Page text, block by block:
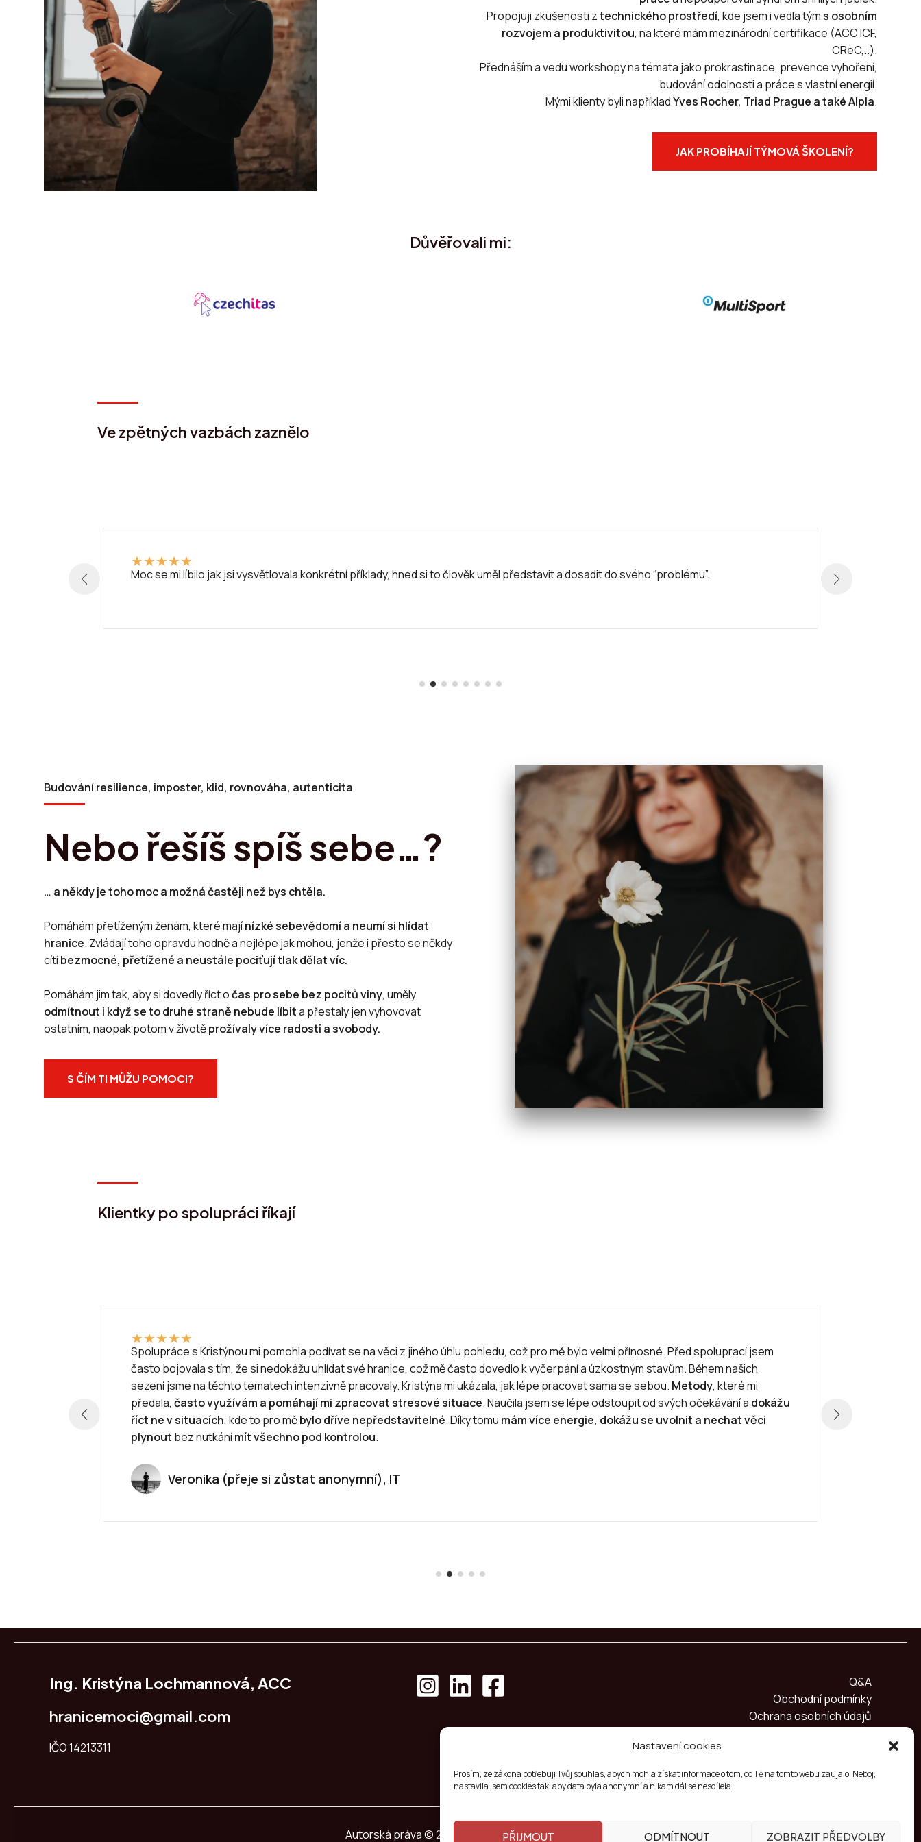
Nastavení cookies
Prosím, ze zákona potřebuji Tvůj souhlas, abych mohla získat informace o tom, co Tě na tomto webu zaujalo. Neboj,
nastavila jsem cookies tak, aby data byla anonymní a nikam dál se nesdílela.
PŘIJMOUT ODMÍTNOUT ZOBRAZIT PŘEDVOLBY
Propojuji zkušenosti ztechnického prostředí, kde jsem i vedla týms osobním
rozvojem a produktivitou, na které mám mezinárodní certifikace (ACC ICF,
CReC,..).
Přednáším a vedu workshopy na témata jako prokrastinace, prevence vyhoření,
budování odolnosti a práce s vlastní energií.
Mými klienty byli napříkladYves Rocher, Triad Prague a také Alpla.
JAK PROBÍHAJÍ TÝMOVÁ ŠKOLENÍ?
Důvěřovali mi:
Ve zpětných vazbách zaznělo
★★★★★
Moc se mi líbilo jak jsi vysvětlovala konkrétní příklady, hned si to člověk uměl představit a dosadit do svého “problému”.
Budování resilience, imposter, klid, rovnováha, autenticita
Nebo řešíš spíš sebe…?
… a někdy je toho moc a možná častěji než bys chtěla.
Pomáhám přetíženým ženám, které majínízké sebevědomí a neumí si hlídat
hranice. Zvládají toho opravdu hodně a nejlépe jak mohou, jenže i přesto se někdy
cítíbezmocné, přetížené a neustále pociťují tlak dělat víc.
Pomáhám jim tak, aby si dovedly říct očas pro sebe bez pocitů viny, uměly
odmítnout i když se to druhé straně nebude líbita přestaly jen vyhovovat
ostatním, naopak potom v životěprožívaly více radosti a svobody.
S ČÍM TI MŮŽU POMOCI?
Klientky po spolupráci říkají
★★★★★
Spolupráce s Kristýnou mi pomohla podívat se na věci z jiného úhlu pohledu, což pro mě bylo velmi přínosné. Před spoluprací jsem
často bojovala s tím, že si nedokážu uhlídat své hranice, což mě často dovedlo k vyčerpání a úzkostným stavům. Během našich
sezení jsme na těchto tématech intenzivně pracovaly. Kristýna mi ukázala, jak lépe pracovat sama se sebou. Metody, které mi
předala, často využívám a pomáhají mi zpracovat stresové situace. Naučila jsem se lépe odstoupit od svých očekávání a dokážu
říct ne v situacích, kde to pro měbylo dříve nepředstavitelné. Díky tomu mám více energie, dokážu se uvolnit a nechat věci
plynout bez nutkánímít všechno pod kontrolou.
Veronika (přeje si zůstat anonymní), IT
Ing. Kristýna Lochmannová, ACC
hranicemoci@gmail.com
IČO 14213311
Q&A
Obchodní podmínky
Ochrana osobních údajů
Autorská práva © 2026 Kristýna Lochmannová